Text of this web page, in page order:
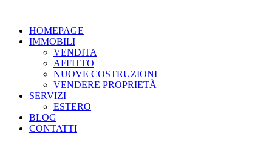
contenutoHOMEPAGE
IMMOBILI
VENDITA
AFFITTO
NUOVE COSTRUZIONI
VENDERE PROPRIETÀ
SERVIZI
ESTERO
BLOG
CONTATTI